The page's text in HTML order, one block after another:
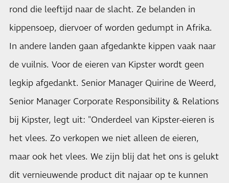
rond die leeftijd naar de slacht. Ze belanden in
kippensoep, diervoer of worden gedumpt in Afrika.
In andere landen gaan afgedankte kippen vaak naar
de vuilnis. Voor de eieren van Kipster wordt geen
legkip afgedankt. Senior Manager Quirine de Weerd,
Senior Manager Corporate Responsibility & Relations
bij Kipster, legt uit: "Onderdeel van Kipster-eieren is
het vlees. Zo verkopen we niet alleen de eieren,
maar ook het vlees. We zijn blij dat het ons is gelukt
dit vernieuwende product dit najaar op te kunnen